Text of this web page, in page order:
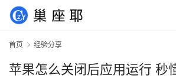
首页 经验分享
苹果怎么关闭后应用运行 秒